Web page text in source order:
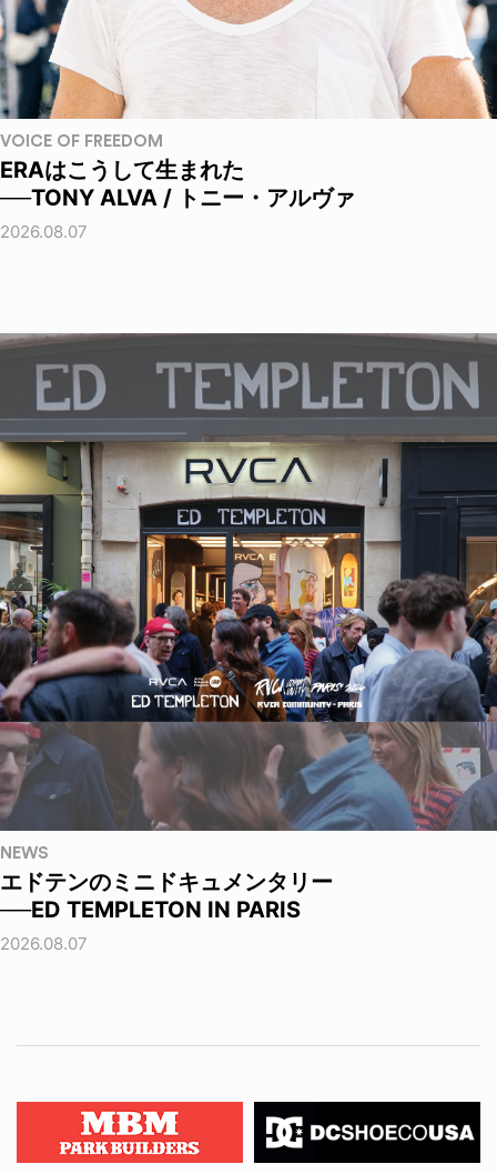
VOICE OF FREEDOM
ERAはこうして生まれた
──TONY ALVA / トニー・アルヴァ
2026.08.07
NEWS
エドテンのミニドキュメンタリー
──ED TEMPLETON IN PARIS
2026.08.07